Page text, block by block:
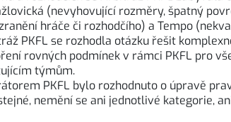
(nevyhovující rozměry, špatný
hráče či rozhodčího) a Tempo
PKFL se rozhodla otázku řešit
rovných podmínek v rámci PKFL pro
týmům.
PKFL bylo rozhodnuto o úpravě
nemění se ani jednotlivé kategorie,